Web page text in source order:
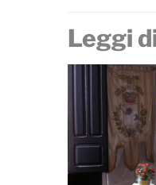
Leggi